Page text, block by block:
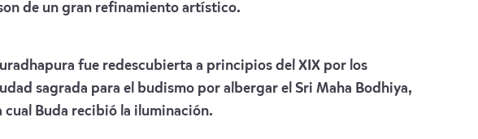
de un gran refinamiento artístico.
fue redescubierta a principios del XIX por los
sagrada para el budismo por albergar el Sri Maha Bodhiya,
Buda recibió la iluminación.